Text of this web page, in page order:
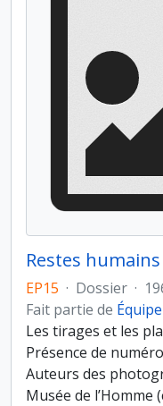
Restes humains
EP15 · Dossier ·
Fait partie de
Les tirages et les
Présence de
Auteurs des
Musée de l’Homme